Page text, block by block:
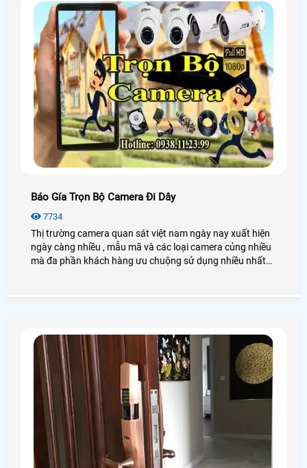
Báo Gía Trọn Bộ Camera Đi Dây
7734
Thị trường camera quan sát việt nam ngày nay xuất hiện
ngày càng nhiều , mẫu mã và các loại camera củng nhiều
mà đa phần khách hàng ưu chuộng sử dụng nhiều nhất
theo dõi và đưa hình ảnh tới cho người sử dụng quan sát
trực tiếp bằng tivi, máy tính, Ipad, điện thoại.